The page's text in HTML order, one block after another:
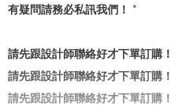
有疑問請務必私訊我們！ *
請先跟設計師聯絡好才下單訂購！
請先跟設計師聯絡好才下單訂購！
請先跟設計師聯絡好才下單訂購！